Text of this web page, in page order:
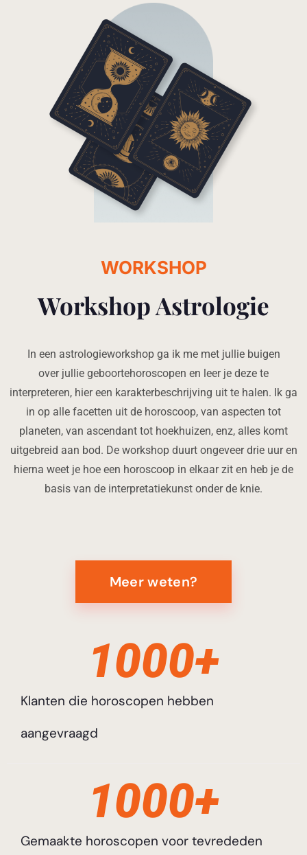
WORKSHOP
Workshop Astrologie
In een astrologieworkshop ga ik me met jullie buigen
over jullie geboortehoroscopen en leer je deze te
interpreteren, hier een karakterbeschrijving uit te halen. Ik ga
in op alle facetten uit de horoscoop, van aspecten tot
planeten, van ascendant tot hoekhuizen, enz, alles komt
uitgebreid aan bod. De workshop duurt ongeveer drie uur en
hierna weet je hoe een horoscoop in elkaar zit en heb je de
basis van de interpretatiekunst onder de knie.
Meer weten?
Klanten die horoscopen hebben
aangevraagd
1000+
Gemaakte horoscopen voor tevrededen
1000+